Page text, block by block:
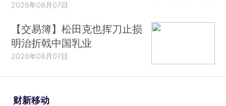
2026年08月07日
【交易簿】松田克也挥刀止损
明治折戟中国乳业
2026年08月07日
财新移动